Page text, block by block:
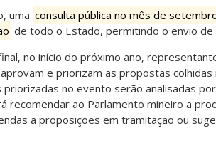
uma consulta pública no mês de
de todo o Estado, permitindo o envio
no início do próximo ano,
e priorizam as propostas
no evento serão analisadas
recomendar ao Parlamento mineiro a
a proposições em tramitação ou